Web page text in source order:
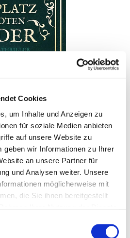
Cookies
um Inhalte und Anzeigen zu
für soziale Medien anbieten
auf unsere Website zu
geben wir Informationen zu Ihrer
an unsere Partner für
und Analysen weiter. Unsere
möglicherweise mit
die Sie ihnen bereitgestellt